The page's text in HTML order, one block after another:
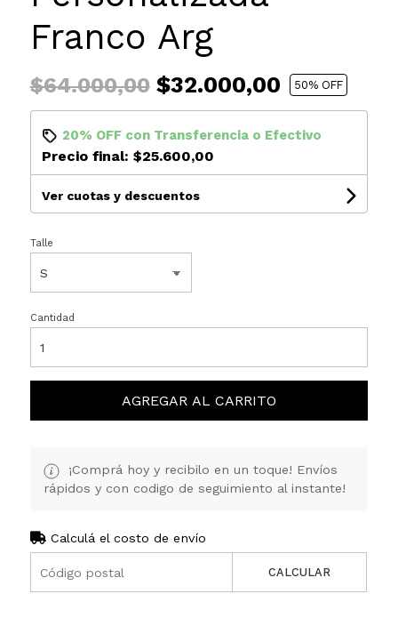
Franco Arg
$64.000,00$32.000,00 50% OFF
20% OFFcon Transferenciao Efectivo
Precio final: $25.600,00
Ver cuotas y descuentos
Talle
Cantidad
AGREGAR AL CARRITO
¡Comprá hoy y recibilo en un toque! Envíos
rápidos y con codigo de seguimiento al instante!
Calculá el costo de envío
CALCULAR